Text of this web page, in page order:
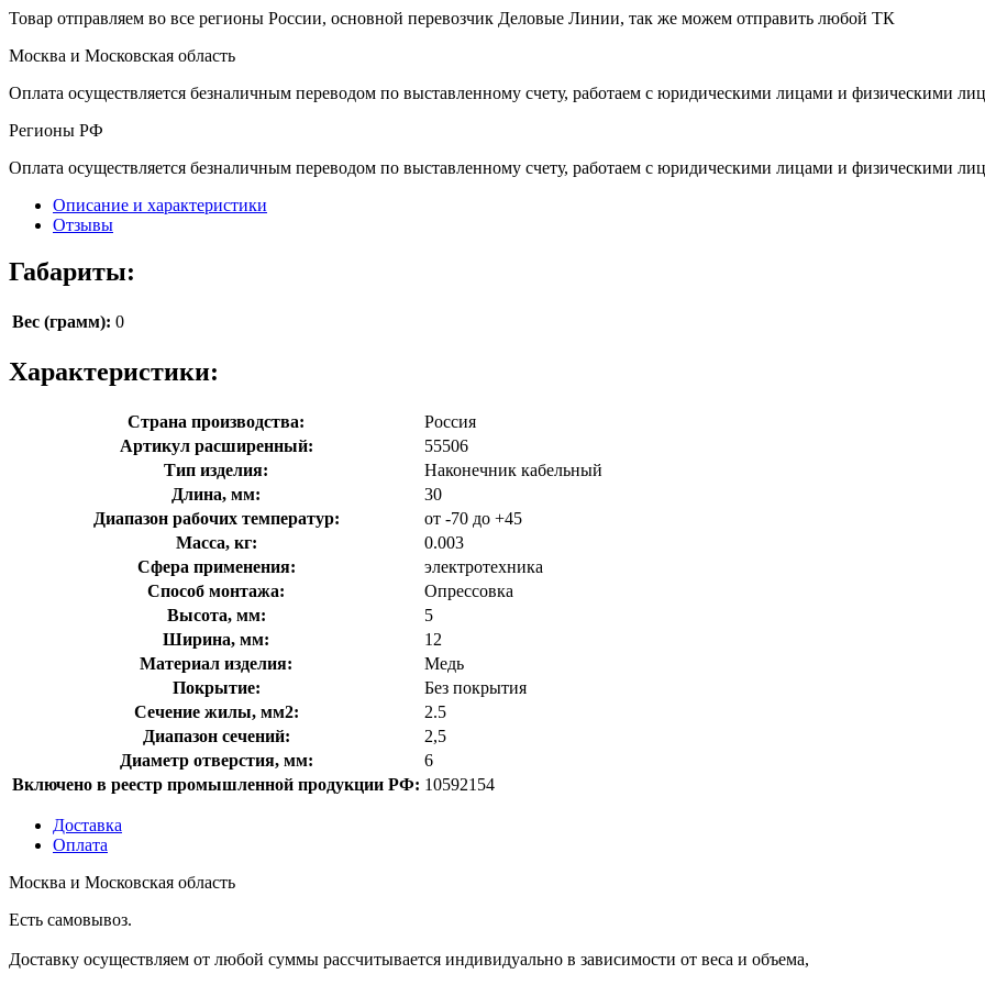
Товар отправляем во все регионы России, основной перевозчик Деловые Линии, так же можем отправить любой ТК
Москва и Московская область
Оплата осуществляется безналичным переводом по выставленному счету, работаем с юридическими лицами и физическими
Регионы РФ
Оплата осуществляется безналичным переводом по выставленному счету, работаем с юридическими лицами и физическими
Описание и характеристики
Отзывы
Габариты:
Вес (грамм): 0
Характеристики:
Страна производства:
Россия
Артикул расширенный:
55506
Тип изделия:
Наконечник кабельный
Длина, мм:
30
Диапазон рабочих температур:
от -70 до +45
Масса, кг:
0.003
Сфера применения:
электротехника
Способ монтажа:
Опрессовка
Высота, мм:
5
Ширина, мм:
12
Материал изделия:
Медь
Покрытие:
Без покрытия
Сечение жилы, мм2:
2.5
Диапазон сечений:
2,5
Диаметр отверстия, мм:
6
Включено в реестр промышленной продукции РФ: 10592154
Доставка
Оплата
Москва и Московская область
Есть самовывоз.
Доставку осуществляем от любой суммы рассчитывается индивидуально в зависимости от веса и объема,